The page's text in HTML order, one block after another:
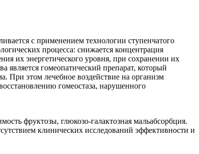
с применением технологии ступенчатого
процесса: снижается концентрация
их энергетического уровня, при сохранении их
является гомеопатический препарат, который
При этом лечебное воздействие на организм
гомеостаза, нарушенного
фруктозы, глюкозо-галактозная мальабсорбция.
клинических исследований эффективности и